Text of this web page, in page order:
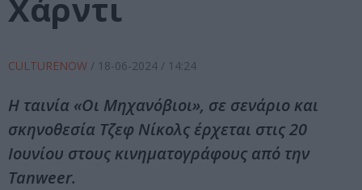
Χάρντι
CULTURENOW / 18-06-2024 / 14:24
Η ταινία «Οι Μηχανόβιοι», σε σενάριο και
σκηνοθεσία Τζεφ Νίκολς έρχεται στις 20
Ιουνίου στους κινηματογράφους από την
Tanweer.